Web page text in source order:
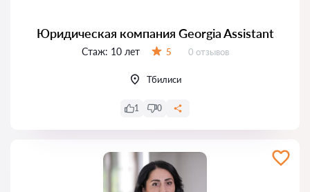
Юридическая компания Georgia Assistant
Стаж: 10 лет 5 Отзывов:
0 отзывов
Тбилиси
1 0